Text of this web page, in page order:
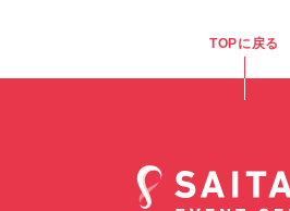
TOPに戻る